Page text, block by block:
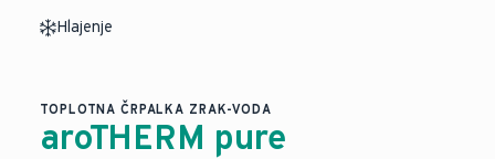
Hlajenje
TOPLOTNA ČRPALKA ZRAK-VODA
aroTHERM pure